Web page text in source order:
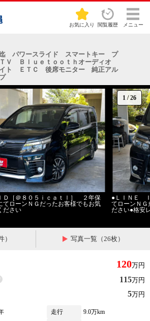
お気に入り 閲覧履歴 メニュー
パワースライド スマートキー プ
Ｖ Ｂｌｕｅｔｏｏｔｈオーディオ
ト ＥＴＣ 後席モニター 純正アル
1 /26
Ｄ［＠８０５ｉｃａｔｌ］ ２年保
てローンＮＧだったお客様でもお気
ださい
●ＬＩＮＥ
てローンＮＧ
ださい●格安
） 写真一覧（26枚）
120万円
115万円
5万円
走行
9.0万km